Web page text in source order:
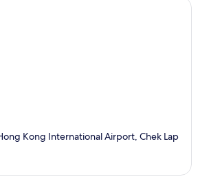
Kong International Airport, Chek Lap